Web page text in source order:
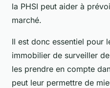
la PHSI peut aider à
marché.
Il est donc essentiel pour
immobilier de surveiller
les prendre en compte
peut leur permettre de